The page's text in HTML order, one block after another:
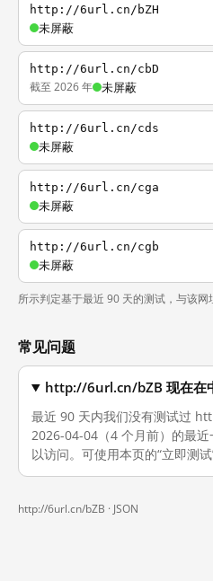
http://6url.cn/bZH
未屏蔽
http://6url.cn/cbD
截至 2026 年 未屏蔽
http://6url.cn/cds
未屏蔽
http://6url.cn/cga
未屏蔽
http://6url.cn/cgb
未屏蔽
所示判定基于最近 90 天的测试，与该网
常见问题
http://6url.cn/bZB 现在在
最近 90 天内我们没有测试过
2026-04-04（4 个月前）的最
以访问。可使用本页的“立即测试
http://6url.cn/bZB · JSON